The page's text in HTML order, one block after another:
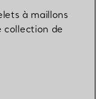
à maillons
collection de